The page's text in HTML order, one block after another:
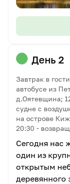
День 2
Завтрак в
автобусе из
д.Оятевщина;
судне с
на острове
20:30 -
Сегодня нас
один из
открытым
деревянного